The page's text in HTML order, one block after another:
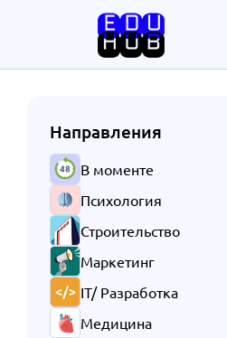
Направления
В моменте
Психология
Строительство
Маркетинг
IT/ Разработка
Медицина